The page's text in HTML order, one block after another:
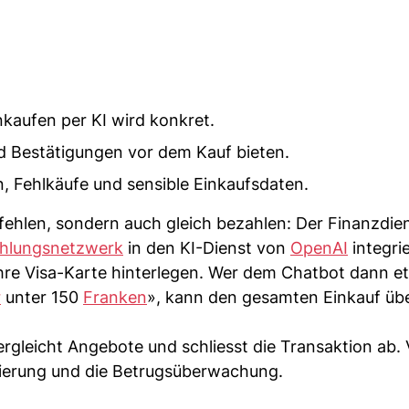
per KI wird konkret.
Bestätigungen vor dem Kauf bieten.
Fehlkäufe und sensible Einkaufsdaten.
sondern auch gleich bezahlen: Der
in den KI-Dienst von OpenAI
Visa-Karte hinterlegen. Wer dem Chatbot dann
unter 150 Franken», kann den gesamten Einkauf
Angebote und schliesst die Transaktion ab.
und die Betrugsüberwachung.